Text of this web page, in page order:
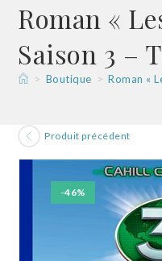
Roman «
Saison 3 –
> Boutique > Roman «
-46%
Produit précédent